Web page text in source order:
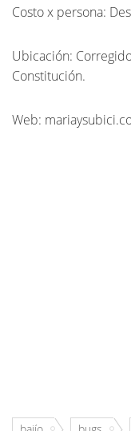
Costo x persona:
Ubicación:
Constitución.
Web: